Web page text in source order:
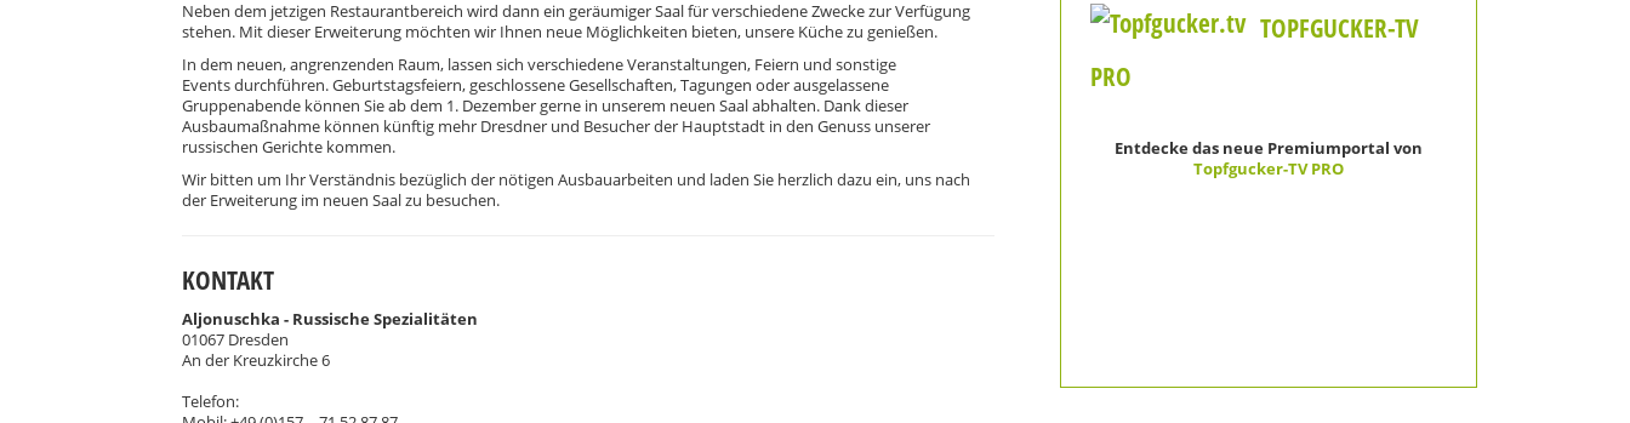
Neben dem jetzigen Restaurantbereich wird dann ein geräumiger Saal für verschiedene Zwecke zur Verfügung
stehen. Mit dieser Erweiterung möchten wir Ihnen neue Möglichkeiten bieten, unsere Küche zu genießen.
In dem neuen, angrenzenden Raum, lassen sich verschiedene Veranstaltungen, Feiern und sonstige
Events durchführen. Geburtstagsfeiern, geschlossene Gesellschaften, Tagungen oder ausgelassene
Gruppenabende können Sie ab dem 1. Dezember gerne in unserem neuen Saal abhalten. Dank dieser
Ausbaumaßnahme können künftig mehr Dresdner und Besucher der Hauptstadt in den Genuss unserer
russischen Gerichte kommen.
Wir bitten um Ihr Verständnis bezüglich der nötigen Ausbauarbeiten und laden Sie herzlich dazu ein, uns nach
der Erweiterung im neuen Saal zu besuchen.
KONTAKT
Aljonuschka - Russische Spezialitäten
01067 Dresden
An der Kreuzkirche 6
Telefon:
TOPFGUCKER-TV
PRO
Entdecke das neue Premiumportal von
Topfgucker-TV PRO